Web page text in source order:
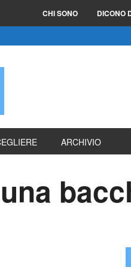
CHI SONO DICONO
ARCHIVIO